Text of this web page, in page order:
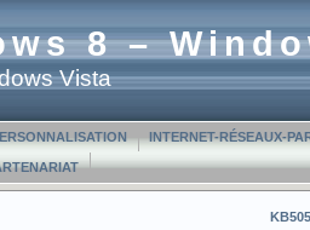
8 –
Vista
INTERNET-RÉSEAUX-